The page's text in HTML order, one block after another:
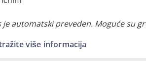
je automatski preveden. Moguće su
više informacija